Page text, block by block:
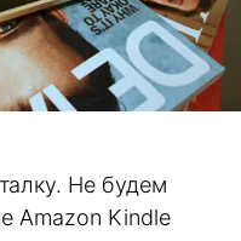
Не будем
Amazon Kindle